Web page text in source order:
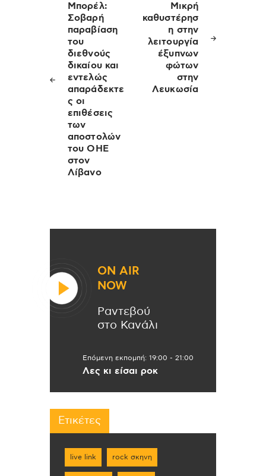
άρθρων
Μπορέλ:
Σοβαρή
παραβίαση
του
διεθνούς
δικαίου και
εντελώς
απαράδεκτε
ς οι
επιθέσεις
των
αποστολών
του ΟΗΕ
στον
Λίβανο
Μικρή
καθυστέρησ
η στην
λειτουργία
έξυπνων
φώτων
στην
Λευκωσία
ON AIR
NOW
Ραντεβού
στο Κανάλι
Επόμενη εκπομπή: 19:00 - 21:00
Λες κι είσαι ροκ
Ετικέτες
live link rock σκηνη